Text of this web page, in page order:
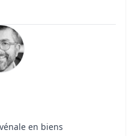
en biens